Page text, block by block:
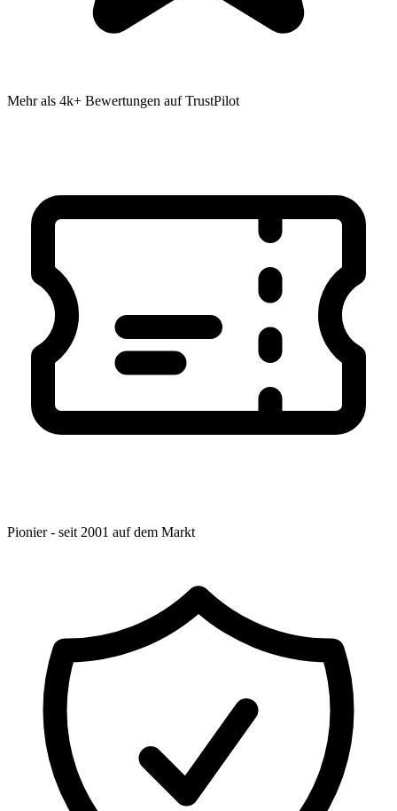
Mehr als 4k+ Bewertungen auf TrustPilot
Pionier - seit 2001 auf dem Markt